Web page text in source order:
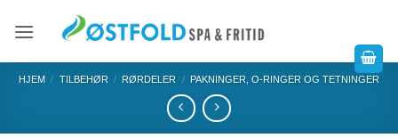
HJEM / TILBEHØR / RØRDELER / PAKNINGER, O-RINGER OG TETNINGER